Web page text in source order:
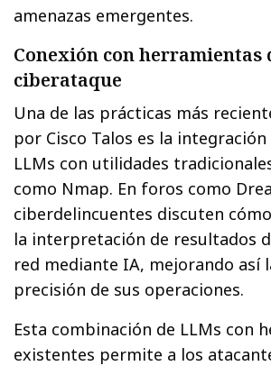
amenazas emergentes.
Conexión con herramientas
ciberataque
Una de las prácticas más
por Cisco Talos es la
LLMs con utilidades
como Nmap. En foros como
ciberdelincuentes discuten
la interpretación de resultados
red mediante IA, mejorando así
precisión de sus operaciones.
Esta combinación de LLMs con
existentes permite a los